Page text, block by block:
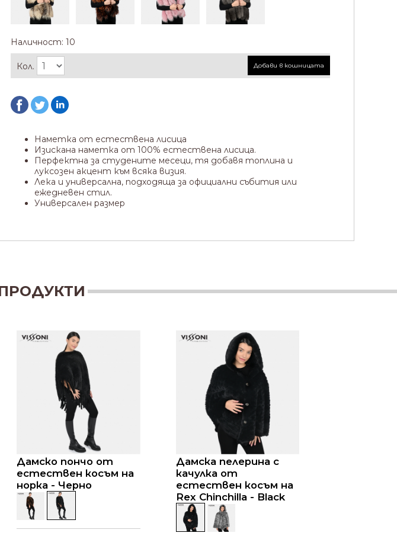
Наличност: 10
Кол. Добави в кошницата
Наметка от естествена лисица
Изискана наметка от 100% естествена лисица.
Перфектна за студените месеци, тя добавя топлина и
луксозен акцент към всяка визия.
Лека и универсална, подходяща за официални събития или
ежедневен стил.
Универсален размер
Дамско пончо от
естествен косъм на
норка - Черно
Дамска пелерина с
качулка от
естествен косъм на
Rex Chinchilla - Black